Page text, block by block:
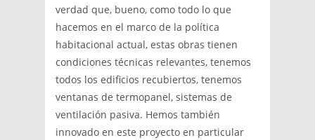
verdad que, bueno, como todo lo que
hacemos en el marco de la política
habitacional actual, estas obras tienen
condiciones técnicas relevantes, tenemos
todos los edificios recubiertos, tenemos
ventanas de termopanel, sistemas de
ventilación pasiva. Hemos también
innovado en este proyecto en particular